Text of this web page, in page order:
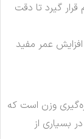
گیرد تا دقت
عمر مفید
وزن است که
بسیاری از